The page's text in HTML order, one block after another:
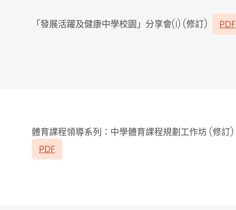
「發展活躍及健康中學校園」分享會(I) (修訂) PDF
體育課程領導系列：中學體育課程規劃工作坊 (修訂)
PDF